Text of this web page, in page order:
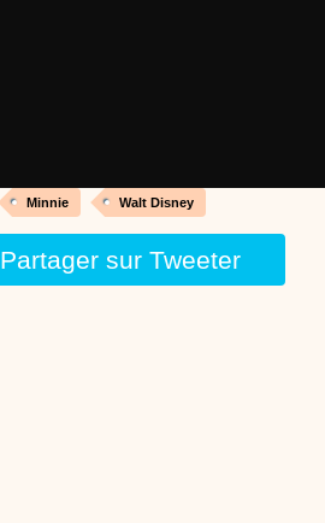
Proposer une vidéo
Minnie Walt Disney
Partager sur Tweeter